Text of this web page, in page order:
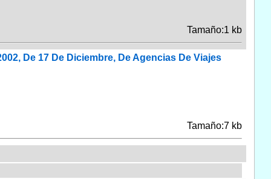
Tamaño:1 kb
De 17 De Diciembre, De Agencias De Viajes
Tamaño:7 kb